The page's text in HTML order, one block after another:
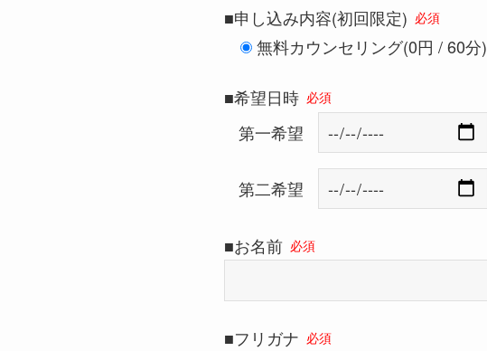
■申し込み内容(初回限定) 必須
無料カウンセリング(0円 / 60分)
■希望日時 必須
第一希望
第二希望
■お名前 必須
■フリガナ 必須